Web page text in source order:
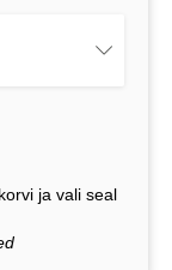
ja vali seal